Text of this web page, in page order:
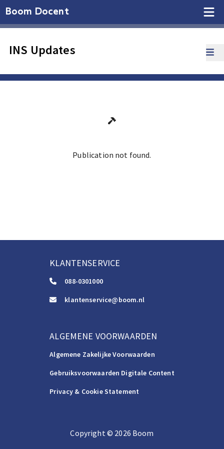
Boom Docent
INS Updates
Publication not found.
KLANTENSERVICE
088-0301000
klantenservice@boom.nl
ALGEMENE VOORWAARDEN
Algemene Zakelijke Voorwaarden
Gebruiksvoorwaarden Digitale Content
Privacy & Cookie Statement
Copyright©️ 2026 Boom